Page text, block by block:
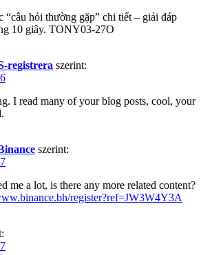
“câu hỏi thường gặp” chi tiết – giải đáp
10 giây. TONY03-27O
registrera szerint:
I read many of your blog posts, cool, your
szerint:
me a lot, is there any more related content?
register?ref=JW3W4Y3A